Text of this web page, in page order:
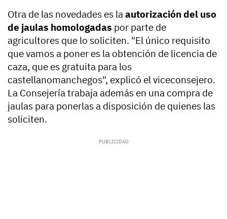
Otra de las novedades es laautorización del uso
de jaulas homologadas por parte de
agricultores que lo soliciten. "El único requisito
que vamos a poner es la obtención de licencia de
caza, que es gratuita para los
castellanomanchegos", explicó el viceconsejero.
La Consejería trabaja además en una compra de
jaulas para ponerlas a disposición de quienes las
soliciten.